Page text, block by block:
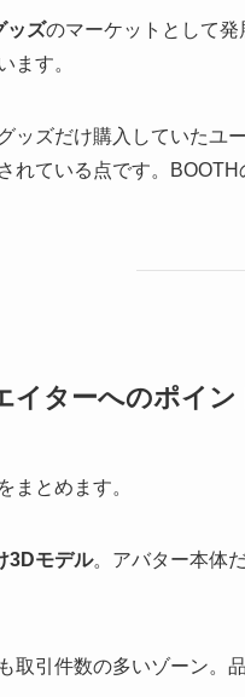
ッズのマーケットとして
ます。
ッズだけ購入していたユ
れている点です。
イターへのポイン
まとめます。
3Dモデル。アバター本体
取引件数の多いゾーン。